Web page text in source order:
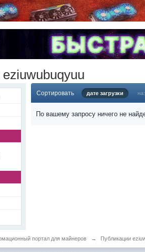
Сортировать дате загрузки
По вашему запросу ничего не
портал для майнеров → Публикации